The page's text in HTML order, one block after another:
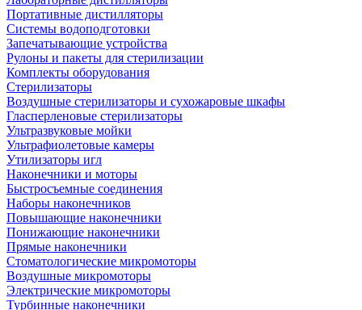
Портативные дистилляторы
Системы водоподготовки
Запечатывающие устройства
Рулоны и пакеты для стерилизации
Комплекты оборудования
Стерилизаторы
Воздушные стерилизаторы и сухожаровые шкафы
Гласперленовые стерилизаторы
Ультразвуковые мойки
Ультрафиолетовые камеры
Утилизаторы игл
Наконечники и моторы
Быстросъемные соединения
Наборы наконечников
Повышающие наконечники
Понижающие наконечники
Прямые наконечники
Стоматологические микромоторы
Воздушные микромоторы
Электрические микромоторы
Турбинные наконечники